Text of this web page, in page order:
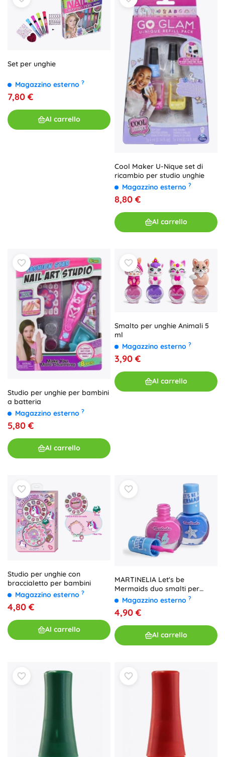
Set per unghie
Magazzino esterno ?
7,80 €
Al carrello
Cool Maker U-Nique set di
ricambio per studio unghie
Magazzino esterno ?
8,80 €
Al carrello
Studio per unghie per bambini
a batteria
Magazzino esterno ?
5,80 €
Al carrello
Smalto per unghie Animali 5
ml
Magazzino esterno ?
3,90 €
Al carrello
Studio per unghie con
braccialetto per bambini
Magazzino esterno ?
4,80 €
Al carrello
MARTINELIA Let's be
Mermaids duo smalti per
unghie
Magazzino esterno ?
4,90 €
Al carrello